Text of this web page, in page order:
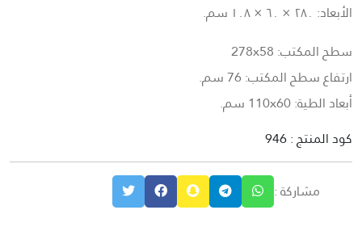
الأبعاد: ٢٨٠ × ٦٠ × ١٠٨ سم.
سطح المكتب: 278x58
ارتفاع سطح المكتب: 76 سم.
أبعاد الطية: 110x60 سم.
كود المنتج : 946
مشاركة :